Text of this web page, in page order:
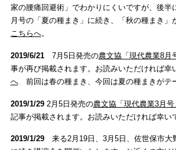
家の腰痛回避術」でわかりにくいですが、後半
月号の「夏の種まき」に続き、「秋の種まき」
こちらへ。
2019/6/217月5日発売の農文協「現代農業8月
事が再び掲載されます。お読みいただければ幸
へ前回は春の種まき、今回は夏の種まきがテ
2019/1/292月5日発売の農文協「現代農業3月号
記事が掲載されます。お読みいただければ幸い
2019/1/29来る2月19日、3月5日、佐世保市大